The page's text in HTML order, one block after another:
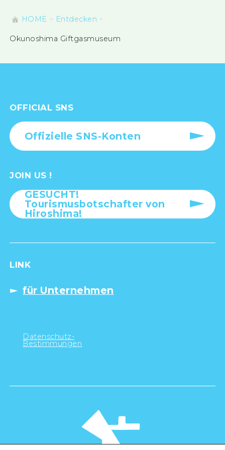
HOME Entdecken
Okunoshima Giftgasmuseum
OFFICIAL SNS
Offizielle SNS-Konten
JOIN US !
GESUCHT!
Tourismusbotschafter von
Hiroshima!
LINK
für Unternehmen
Datenschutz-
Bestimmungen